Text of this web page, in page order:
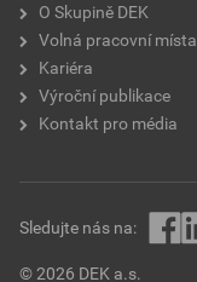
O Skupině DEK
Volná pracovní místa
Kariéra
Výroční publikace
Kontakt pro média
© 2026 DEK a.s.
Sledujte nás na: